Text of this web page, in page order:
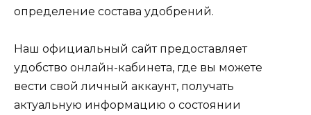
определение состава удобрений.
Наш официальный сайт предоставляет
удобство онлайн-кабинета, где вы можете
вести свой личный аккаунт, получать
актуальную информацию о состоянии